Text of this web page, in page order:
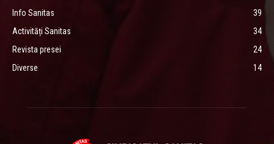
Info Sanitas
39
Activități Sanitas
34
Revista presei
24
Diverse
14